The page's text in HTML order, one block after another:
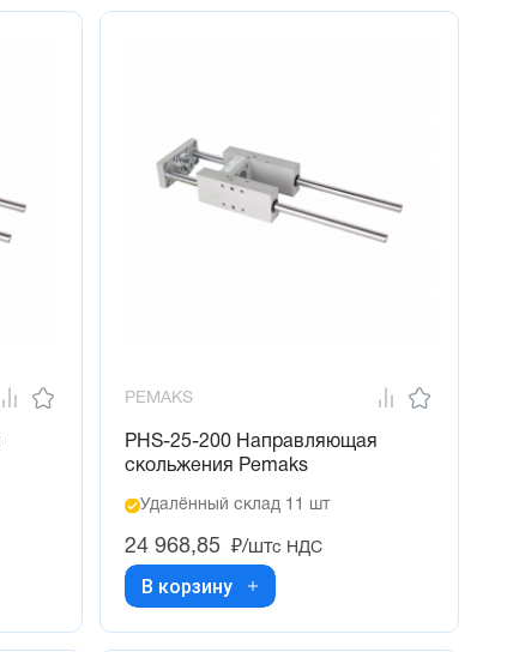
PEMAKS
PHS-25-200 Направляющая
скольжения Pemaks
Удалённый склад 11 шт
24 968,85 ₽/штс НДС
В корзину